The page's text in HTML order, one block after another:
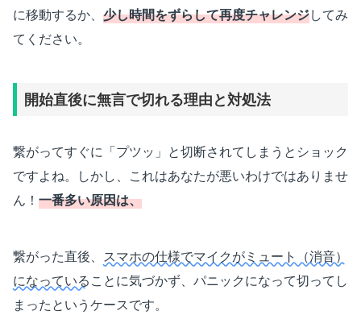
に移動するか、 少し時間をずらして再度チャレンジしてみ
てください。
開始直後に無言で切れる理由と対処法
繋がってすぐに「プツッ」と切断されてしまうとショック
ですよね。しかし、これはあなたが悪いわけではありませ
ん！ 一番多い原因は、
繋がった直後、 スマホの仕様でマイクがミュート（消音）
になっていることに気づかず、パニックになって切ってし
まったというケースです。